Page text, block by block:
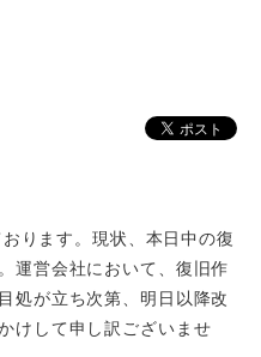
ります。現状、本日中の復
運営会社において、復旧作
処が立ち次第、明日以降改
けして申し訳ございませ